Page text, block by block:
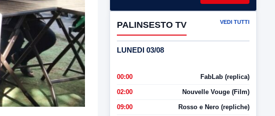
PALINSESTO TV VEDI TUTTI
LUNEDI 03/08
00:00 FabLab (replica)
02:00 Nouvelle Vouge (Film)
09:00 Rosso e Nero (repliche)